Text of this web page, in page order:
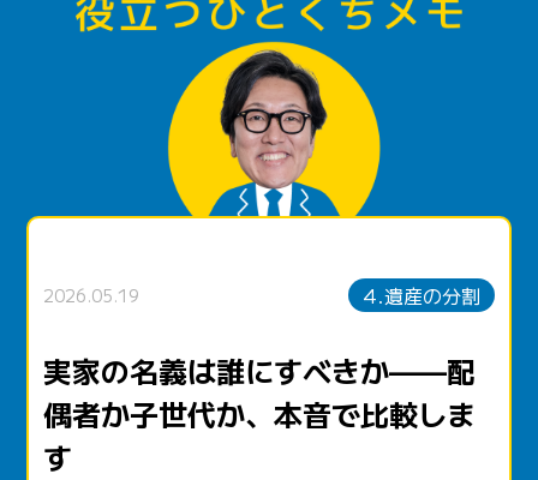
2026.05.19 4.遺産の分割
実家の名義は誰にすべきか——配
偶者か子世代か、本音で比較しま
す